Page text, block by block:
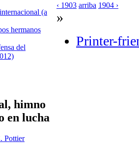
(a
hermanos
del
himno
en lucha
Pottier
‹ 1903 arriba 1904 ›
»
Printer-